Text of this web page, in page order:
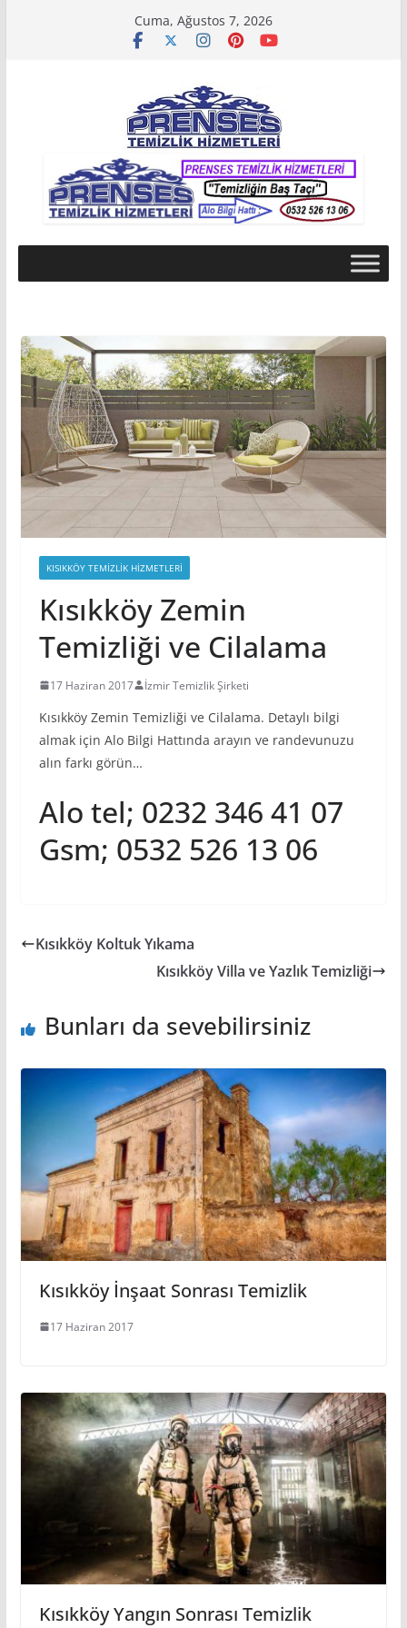
Cuma, Ağustos 7, 2026
KISIKKÖY TEMIZLIK HIZMETLERI
Kısıkköy Zemin
Temizliği ve Cilalama
17 Haziran 2017 İzmir Temizlik Şirketi
Kısıkköy Zemin Temizliği ve Cilalama. Detaylı bilgi
almak için Alo Bilgi Hattında arayın ve randevunuzu
alın farkı görün…
Alo tel; 0232 346 41 07
Gsm; 0532 526 13 06
Kısıkköy Koltuk Yıkama
Kısıkköy Villa ve Yazlık Temizliği
Bunları da sevebilirsiniz
Kısıkköy İnşaat Sonrası Temizlik
17 Haziran 2017
Kısıkköy Yangın Sonrası Temizlik